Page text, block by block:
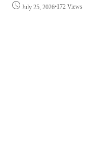
July 25, 2026•172 Views